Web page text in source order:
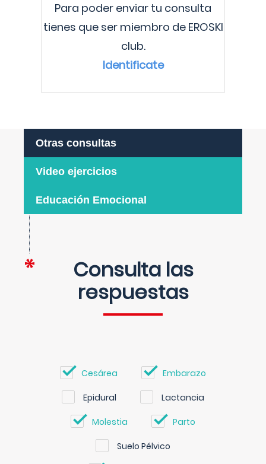
Para poder enviar tu consulta
tienes que ser miembro de EROSKI
club.
Identificate
Otras consultas
Video ejercicios
Educación Emocional
Consulta las
respuestas
Cesárea Embarazo
Epidural Lactancia
Molestia Parto
Suelo Pélvico